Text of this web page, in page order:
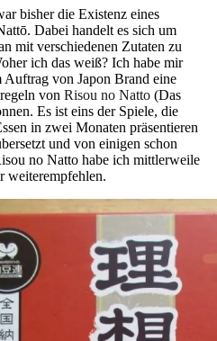
bisher die Existenz eines
ō. Dabei handelt es sich um
mit verschiedenen Zutaten zu
ich das weiß? Ich habe mir
Auftrag von Japon Brand eine
von Risou no Natto (Das
Es ist eins der Spiele, die
in zwei Monaten präsentieren
und von einigen schon
no Natto habe ich mittlerweile
weiterempfehlen.